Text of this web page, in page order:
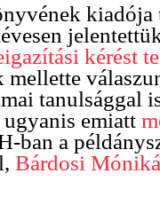
kiadója
kérést
mellette
tanulsággal
emiatt
ban a
Bárdosi